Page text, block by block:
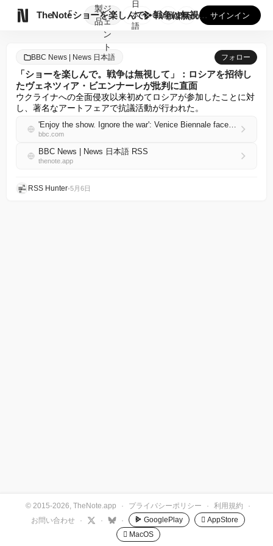
TheNote
製
品
ジ
ェ
ン
ト
「ショーを楽しんで。戦争は無視して」：ロシアを招待したヴェネ...
日
本
語
GooglePlay
AppStore サインイン
BBC News | News 日本語 フォロー
「ショーを楽しんで。戦争は無視して」：ロシアを招待し
たヴェネツィア・ビエンナーレが批判に直面
ウクライナへの全面侵攻以来初めてロシアが参加したことに対
し、著名なアートフェアで抗議活動が行われた。
'Enjoy the show. Ignore the war': Venice Biennale faces backlash after including Russia
bbc.com
BBC News | News 日本語 RSS
thenote.app
RSS Hunter•5月6日
© 2015-2026, TheNote.app · プライバシーポリシー · 利用規約
·
お問い合わせ
· · · GooglePlay
 AppStore
 MacOS